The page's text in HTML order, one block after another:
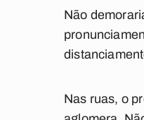
Não
Nas ruas, o